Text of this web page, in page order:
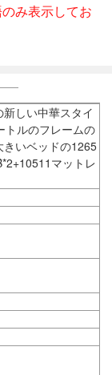
み表示してお
しい中華スタイ
トルのフレームの
いベッドの1265
マットレ